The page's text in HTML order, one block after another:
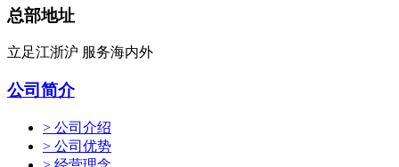
总部地址
立足江浙沪 服务海内外
公司简介
> 公司介绍
> 公司优势